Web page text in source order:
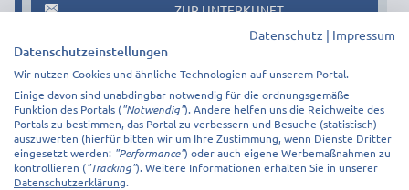
ZUR UNTERKUNFT
FeWo Diemeltal
34431 Marsberg 18,91 km
ab 22,00€ p.P.
Datenschutz | Impressum
Datenschutzeinstellungen
Wir nutzen Cookies und ähnliche Technologien auf unserem Portal.
Einige davon sind unabdingbar notwendig für die ordnungsgemäße
Funktion des Portals ("Notwendig"). Andere helfen uns die Reichweite des
Portals zu bestimmen, das Portal zu verbessern und Besuche (statistisch)
auszuwerten (hierfür bitten wir um Ihre Zustimmung, wenn Dienste Dritter
eingesetzt werden: "Performance") oder auch eigene Werbemaßnahmen zu
kontrollieren ("Tracking"). Weitere Informationen erhalten Sie in unserer
Datenschutzerklärung.